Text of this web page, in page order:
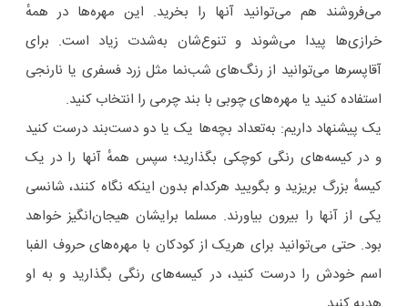
می‌فروشند هم می‌توانید آنها را بخرید. این مهره‌ها در همهٔ
خرازی‌ها پیدا می‌شوند و تنوع‌شان به‌شدت زیاد است. برای
آقاپسرها می‌توانید از رنگ‌های شب‌نما مثل زرد فسفری یا نارنجی
استفاده کنید یا مهره‌های چوبی با بند چرمی را انتخاب کنید.
یک پیشنهاد داریم: به‌تعداد بچه‌ها یک یا دو دست‌بند درست کنید
و در کیسه‌های رنگی کوچکی بگذارید؛ سپس همهٔ آنها را در یک
کیسهٔ بزرگ بریزید و بگویید هرکدام بدون اینکه نگاه کنند، شانسی
یکی از آنها را بیرون بیاورند. مسلما برایشان هیجان‌انگیز خواهد
بود. حتی می‌توانید برای هریک از کودکان با مهره‌های حروف الفبا
اسم خودش را درست کنید، در کیسه‌های رنگی بگذارید و به او